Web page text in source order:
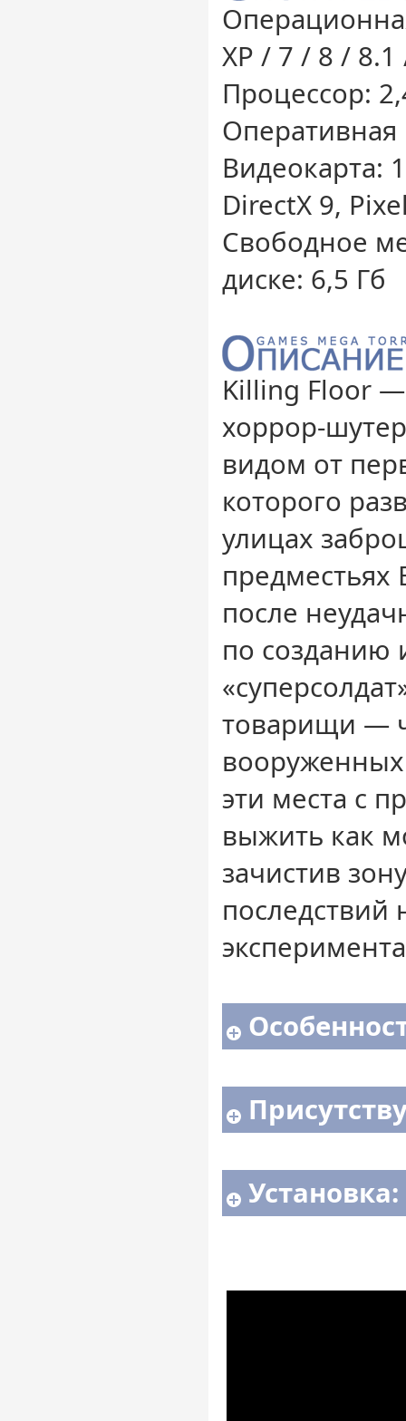
XP / 7 / 8 /
Процессор:
Оперативная
Видеокарта:
DirectX 9,
Свободное
диске: 6,5 Гб
Killing Floor
хоррор-
видом от
которого
улицах
предместьях
после
по созданию
товарищи —
эти места с
выжить как
зачистив
последствий
Установка: